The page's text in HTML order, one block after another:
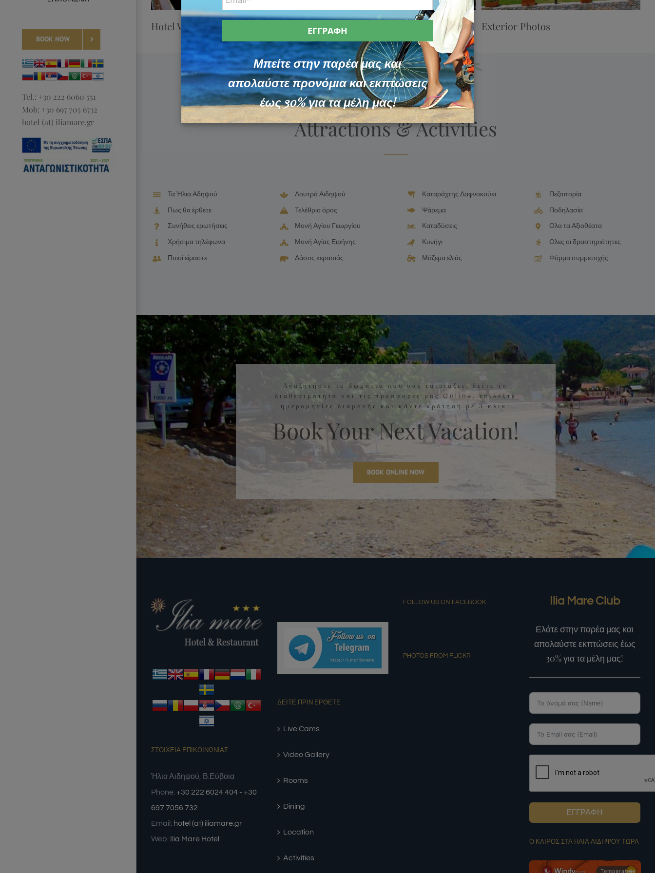
BOOK NOW
Tel.: +30 222 6060 551
Mob: +30 697 705 6732
hotel (at) iliamare.gr
Hotel View Photos Hotel Staff Photos Exterior Photos
ILIA MARE HOTEL
Attractions & Activities
Τα Ήλια Αδηψού
Πως θα έρθετε
Συνήθεις ερωτήσεις
Χρήσιμα τηλέφωνα
Ποιοί είμαστε
Λουτρά Αιδηψού
Τελέθριο όρος
Μονή Αγίου Γεωργίου
Μονή Αγίας Ειρήνης
Δάσος κερασιάς
Καταράχτης Δαφνοκούκι
Ψάρεμα
Καταδύσεις
Κυνήγι
Μάζεμα ελιάς
Πεζοπορία
Ποδηλασία
Ολα τα Αξιοθέατα
Ολες οι δραστηριότητες
Φόρμα συμμετοχής
Αναζητήστε το δωμάτιο που σας ταιριάζει, δείτε τη
διαθεσιμότητα και τις προσφορές μας Online, επιλέξτε
ημερομηνίες διαμονής και κάντε κράτηση με 3 κλικ!
Book Your Next Vacation!
BOOK ONLINE NOW
ΣΤΟΙΧΕΙΑ ΕΠΙΚΟΙΝΩΝΙΑΣ
Ήλια Αιδηψού, Β.Εύβοια
Phone: +30 222 6024 404 - +30
697 7056 732
Email: hotel (at) iliamare.gr
Web: Ilia Mare Hotel
ΔΕΙΤΕ ΠΡΙΝ ΕΡΘΕΤΕ
Live Cams
Video Gallery
Rooms
Dining
Location
Activities
FOLLOW US ON FACEBOOK
PHOTOS FROM FLICKR
Ilia Mare Club
Ελάτε στην παρέα μας και
απολαύστε εκπτώσεις έως
30% για τα μέλη μας!
ΕΓΓΡΑΦΗ
Ο ΚΑΙΡΟΣ ΣΤΑ ΗΛΙΑ ΑΙΔΗΨΟΥ ΤΩΡΑ
Μπείτε στην παρέα μας και
απολαύστε προνόμια και εκπτώσεις
έως 30% για τα μέλη μας!